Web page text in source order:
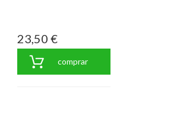
23,50 €
comprar